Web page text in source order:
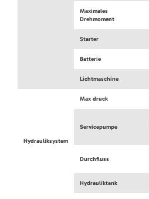
Maximales
Drehmoment
Starter
Batterie
Lichtmaschine
Hydrauliksystem
Max druck
Servicepumpe
Durchfluss
Hydrauliktank